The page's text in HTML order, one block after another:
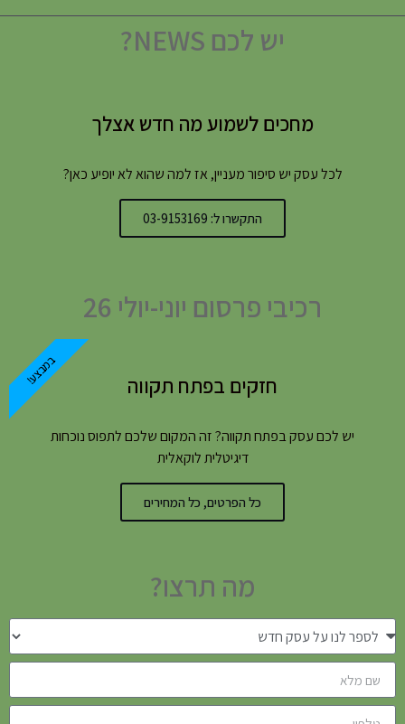
יש לכם NEWS?
מחכים לשמוע מה חדש אצלך
לכל עסק יש סיפור מעניין, אז למה שהוא לא יופיע כאן?
התקשרו ל: 03-9153169
רכיבי פרסום יוני-יולי 26
חזקים בפתח תקווה
יש לכם עסק בפתח תקווה? זה המקום שלכם לתפוס נוכחות
דיגיטלית לוקאלית
כל הפרטים, כל המחירים
במבצע!
מה תרצו?